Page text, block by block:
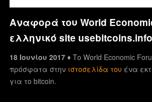
Αναφορά του World
ελληνικό site
18 Ιουνίου 2017 ♦Το World Economic
πρόσφατα στην ιστοσελίδα του ένα
για το bitcoin.